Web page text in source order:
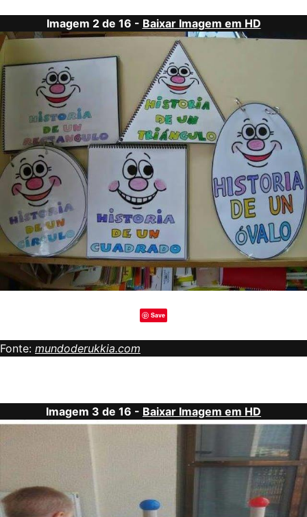
Imagem 2 de 16 - Baixar Imagem em HD
Save
Fonte: mundoderukkia.com
Imagem 3 de 16 - Baixar Imagem em HD